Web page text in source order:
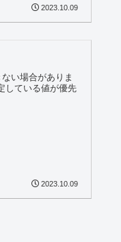
2023.10.09
い場合がありま
している値が優先
2023.10.09